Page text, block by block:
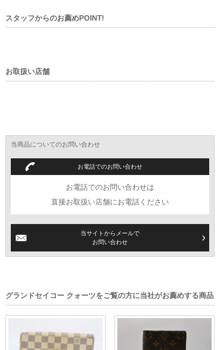
スタッフからのお薦めPOINT!
お取扱い店舗
当商品についてのお問い合わせ
お電話でのお問い合わせ
お電話でのお問い合わせは
直接お取扱い店舗にお電話ください
当サイトからメールで
お問い合わせ
グランドセイコー クォーツをご覧の方に当社がお薦めする商品